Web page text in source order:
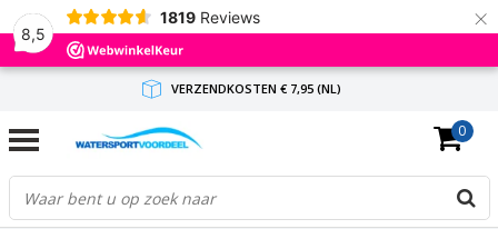
8,5
1819 Reviews ×
VERZENDKOSTEN € 7,95 (NL)
GRATIS VERZENDING(NL) VANAF € 65,-
BINNEN 1-3 WERKDAGEN ANTWOORD
0